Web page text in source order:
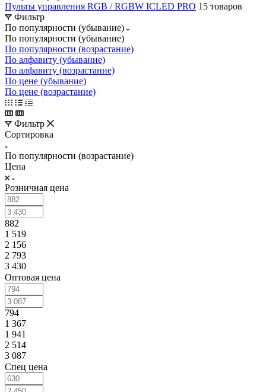
Пульты управления RGB / RGBW ICLED PRO 15 товаров
Фильтр
По популярности (убывание)
По популярности (убывание)
По популярности (возрастание)
По алфавиту (убывание)
По алфавиту (возрастание)
По цене (убывание)
По цене (возрастание)
Фильтр
Сортировка
По популярности (возрастание)
Цена
Розничная цена
882
1 519
2 156
2 793
3 430
Оптовая цена
794
1 367
1 941
2 514
3 087
Спец цена